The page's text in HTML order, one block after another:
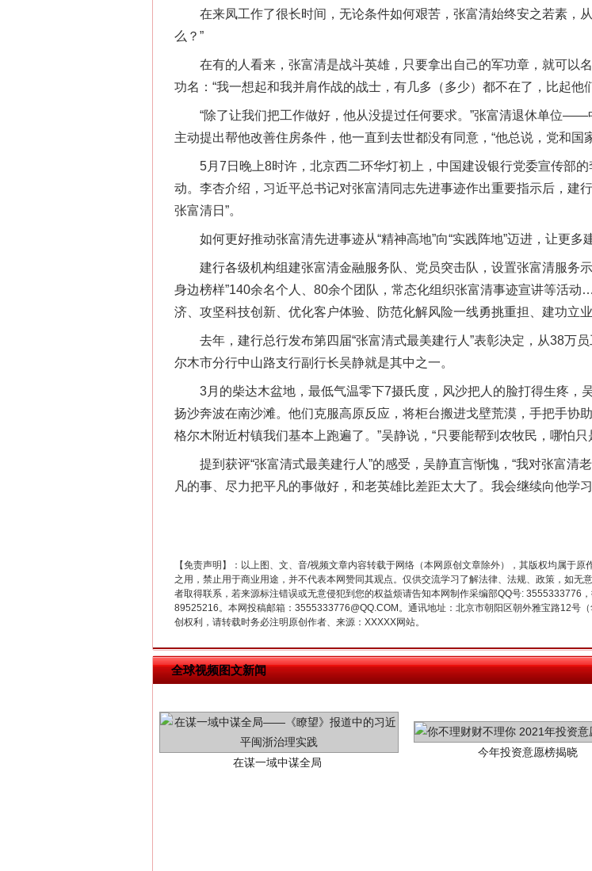
在来凤工作了很长时间，无论条件如何艰苦，张富清始终安之若素，
么？”
在有的人看来，张富清是战斗英雄，只要拿出自己的军功章，就可以
功名：“我一想起和我并肩作战的战士，有几多（多少）都不在了，比起
“除了让我们把工作做好，他从没提过任何要求。”张富清退休单位——
主动提出帮他改善住房条件，他一直到去世都没有同意，“他总说，党和国
5月7日晚上8时许，北京西二环华灯初上，中国建设银行党委宣传部的
动。李杏介绍，习近平总书记对张富清同志先进事迹作出重要指示后，建
张富清日”。
如何更好推动张富清先进事迹从“精神高地”向“实践阵地”迈进，让更多
建行各级机构组建张富清金融服务队、党员突击队，设置张富清服务
身边榜样”140余名个人、80余个团队，常态化组织张富清事迹宣讲等活
济、攻坚科技创新、优化客户体验、防范化解风险一线勇挑重担、建功立业
去年，建行总行发布第四届“张富清式最美建行人”表彰决定，从38万
尔木市分行中山路支行副行长吴静就是其中之一。
3月的柴达木盆地，最低气温零下7摄氏度，风沙把人的脸打得生疼，
扬沙奔波在南沙滩。他们克服高原反应，将柜台搬进戈壁荒漠，手把手协
格尔木附近村镇我们基本上跑遍了。”吴静说，“只要能帮到农牧民，哪怕
提到获评“张富清式最美建行人”的感受，吴静直言惭愧，“我对张富清
凡的事、尽力把平凡的事做好，和老英雄比差距太大了。我会继续向他学
【免责声明】：以上图、文、音/视频文章内容转载于网络（本网原创文章除外），其版权均属于
之用，禁止用于商业用途，并不代表本网赞同其观点。仅供交流学习了解法律、法规、政策，如
者取得联系，若来源标注错误或无意侵犯到您的权益烦请告知本网制作采编部QQ号: 3555333776
89525216。本网投稿邮箱：3555333776@QQ.COM。通讯地址：北京市朝阳区朝外雅宝路12号
创权利，请转载时务必注明原创作者、来源：XXXXX网站。
全球视频图文新闻
茶叶“炒上天”
这是一记警钟！ 谢谢有你温暖了四季
在谋一域中谋全局
今年投资意愿榜揭晓